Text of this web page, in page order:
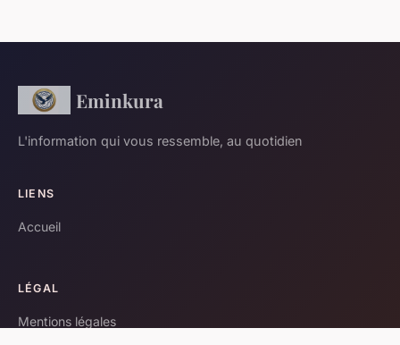
Eminkura
L'information qui vous ressemble, au quotidien
LIENS
Accueil
LÉGAL
Mentions légales